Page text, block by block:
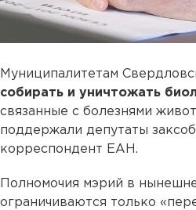
Муниципалитетам
собирать и уничтожать
связанные с болезнями
поддержали депутаты
корреспондент ЕАН.
Полномочия мэрий в
ограничиваются только